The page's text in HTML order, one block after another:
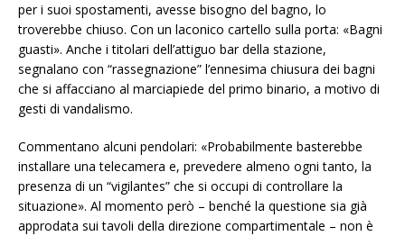
per i suoi spostamenti, avesse bisogno del bagno, lo
troverebbe chiuso. Con un laconico cartello sulla porta: «Bagni
guasti». Anche i titolari dell’attiguo bar della stazione,
segnalano con “rassegnazione” l’ennesima chiusura dei bagni
che si affacciano al marciapiede del primo binario, a motivo di
gesti di vandalismo.
Commentano alcuni pendolari: «Probabilmente basterebbe
installare una telecamera e, prevedere almeno ogni tanto, la
presenza di un “vigilantes” che si occupi di controllare la
situazione». Al momento però – benché la questione sia già
approdata sui tavoli della direzione compartimentale – non è